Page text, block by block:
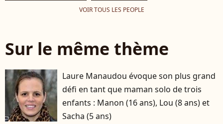
VOIR TOUS LES PEOPLE
Sur le même thème
Laure Manaudou évoque son plus grand
défi en tant que maman solo de trois
enfants : Manon (16 ans), Lou (8 ans) et
Sacha (5 ans)